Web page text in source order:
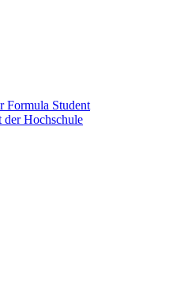
Formula Student
der Hochschule